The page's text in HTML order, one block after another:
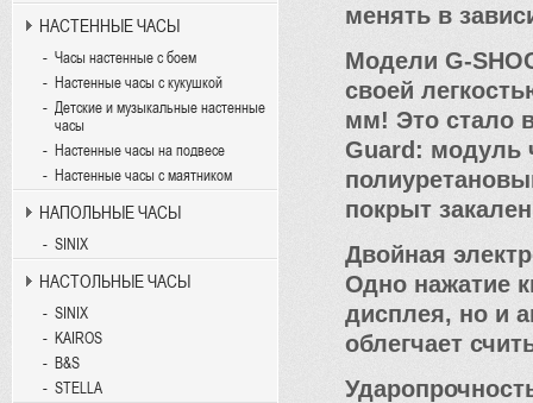
менять в
Модели G-
своей
мм! Это стало
Guard: модуль
покрыт
Двойная
Одно нажатие
дисплея, но и
облегчает
НАСТЕННЫЕ ЧАСЫ
Часы настенные с боем
Настенные часы с кукушкой
Детские и музыкальные настенные
часы
Настенные часы на подвесе
Настенные часы с маятником
НАПОЛЬНЫЕ ЧАСЫ
SINIX
НАСТОЛЬНЫЕ ЧАСЫ
SINIX
KAIROS
B&S
STELLA